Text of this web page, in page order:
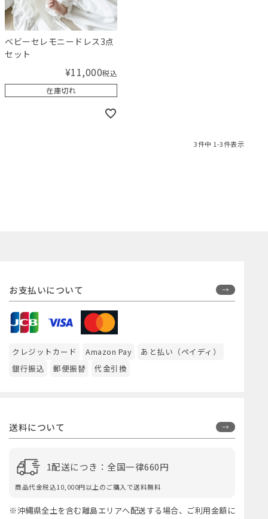
ベビーセレモニードレス3点
セット
¥11,000税込
在庫切れ
3件中 1-3件表示
お支払いについて
クレジットカード Amazon Pay
あと払い（ペイディ）
銀行振込
郵便振替 代金引換
送料について
1配送につき：全国一律660円
商品代金税込10,000円以上のご購入で送料無料
※沖縄県全土を含む離島エリアへ配送する場合、ご利用金額に